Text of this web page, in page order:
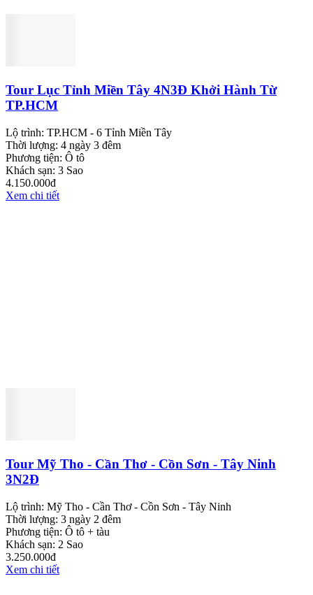
Tour Lục Tỉnh Miền Tây 4N3Đ Khởi Hành Từ
TP.HCM
Lộ trình: TP.HCM - 6 Tỉnh Miền Tây
Thời lượng: 4 ngày 3 đêm
Phương tiện: Ô tô
Khách sạn: 3 Sao
4.150.000đ
Xem chi tiết
Tour Mỹ Tho - Cần Thơ - Cồn Sơn - Tây Ninh
3N2Đ
Lộ trình: Mỹ Tho - Cần Thơ - Cồn Sơn - Tây Ninh
Thời lượng: 3 ngày 2 đêm
Phương tiện: Ô tô + tàu
Khách sạn: 2 Sao
3.250.000đ
Xem chi tiết